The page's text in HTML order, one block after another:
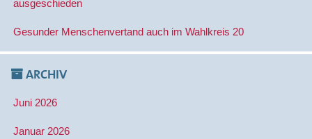
ausgeschieden
Gesunder Menschenvertand auch im Wahlkreis 20
ARCHIV
Juni 2026
Januar 2026